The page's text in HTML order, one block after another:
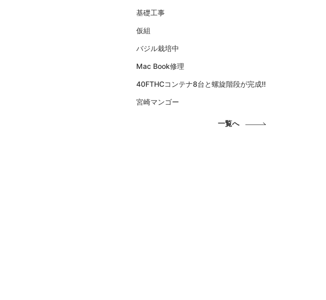
基礎工事
仮組
バジル栽培中
Mac Book修理
40FTHCコンテナ8台と螺旋階段が完成!!
宮崎マンゴー
一覧へ